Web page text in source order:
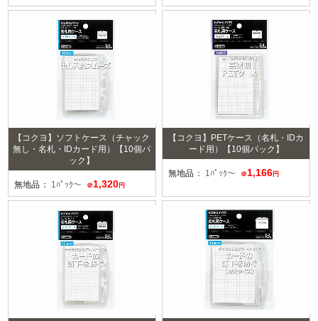
【コクヨ】ソフトケース（チャック
無し・名札・IDカード用）【10個パ
ック】
無地品： 1ﾊﾟｯｸ～ ＠ 1,320 円
【コクヨ】PETケース（名札・IDカ
ード用）【10個パック】
無地品： 1ﾊﾟｯｸ～ ＠ 1,166 円